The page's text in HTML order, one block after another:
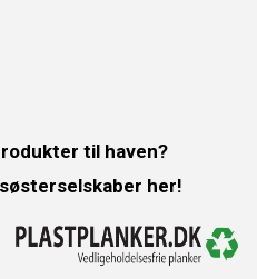
til haven?
her!